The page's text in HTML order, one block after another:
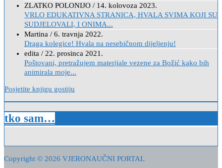
ZLATKO POLONIJO / 14. kolovoza 2023.
VRLO EDUKATIVNA STRANICA, HVALA SVIMA KOJI SU
SUDJELOVALI, I ONIMA...
Martina / 6. travnja 2022.
Draga kolegice! Hvala na nesebičnom dijeljenju!
edita / 22. prosinca 2021.
Poštovani, pretražujem materijale vezene za Božić kako bih
animirala moje...
Posjetite knjigu gostiju
tko sam…
Copyright © 2026 VJERONAUČNI PORTAL